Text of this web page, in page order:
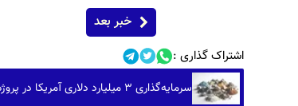
خبر بعد
اشتراک گذاری :
سرمایه‌گذاری ۳ میلیارد دلاری آمریکا در پروژه‌های معدنی